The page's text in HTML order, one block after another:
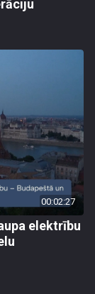
00:02:27
elektrību